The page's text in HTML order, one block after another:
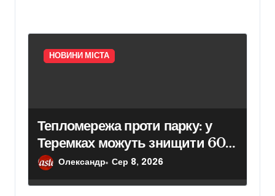
НОВИНИ МІСТА
Тепломережа проти парку: у
Теремках можуть знищити 600
деревОлександр Сер 8, 2026